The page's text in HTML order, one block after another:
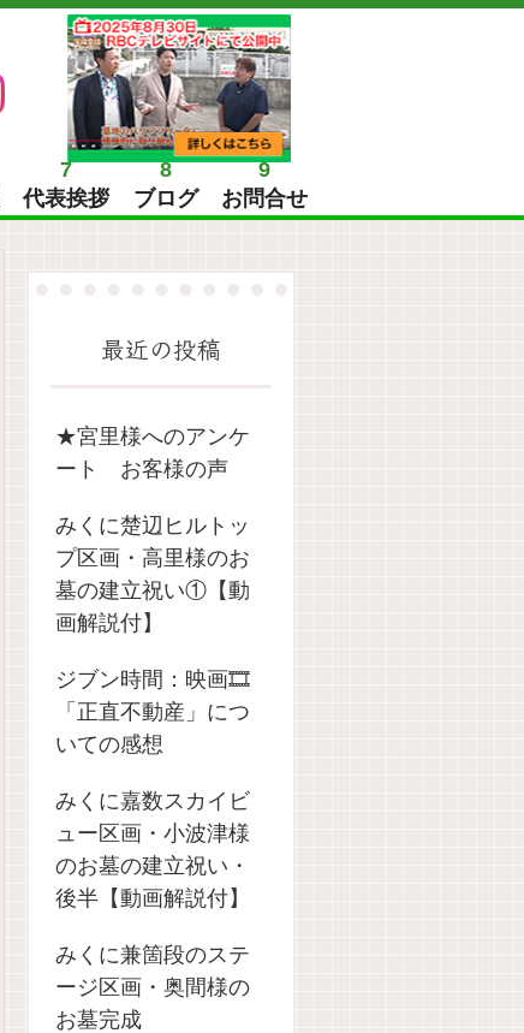
7
代表挨拶
8
ブログ
9
お問合せ
最近の投稿
★宮里様へのアンケ
ート お客様の声
みくに楚辺ヒルトッ
プ区画・高里様のお
墓の建立祝い①【動
画解説付】
ジブン時間：映画🎞️
「正直不動産」につ
いての感想
みくに嘉数スカイビ
ュー区画・小波津様
のお墓の建立祝い・
後半【動画解説付】
みくに兼箇段のステ
ージ区画・奥間様の
お墓完成